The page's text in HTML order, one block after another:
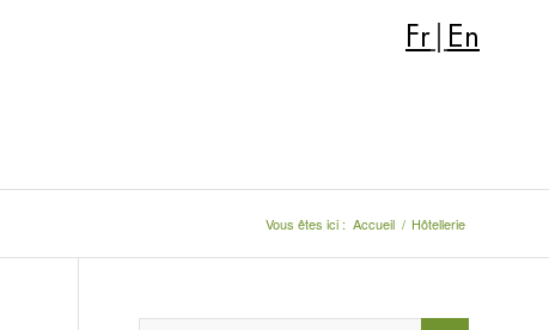
Fr En
Vous êtes ici : Accueil / Hôtellerie